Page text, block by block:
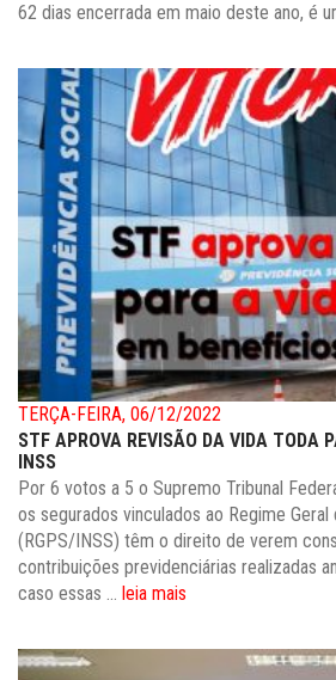
62 dias encerrada em maio deste ano, é
TERÇA-FEIRA, 06/12/2022
STF APROVA REVISÃO DA VIDA TODA
INSS
Por 6 votos a 5 o Supremo Tribunal
os segurados vinculados ao Regime
(RGPS/INSS) têm o direito de verem
contribuições previdenciárias realizadas
caso essas ... leia mais